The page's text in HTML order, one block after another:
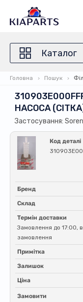
Каталог
Головна Пошук
НАСОСА
Застосування:
Код деталі
Бренд
Склад
Термін доставки
Замовлення до 17:00,
замовлення
Примітка
Залишок
Ціна
Замовити